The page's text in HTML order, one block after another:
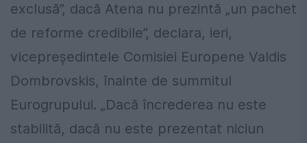
exclusă”, dacă Atena nu prezintă „un pachet
de reforme credibile”, declara, ieri,
vicepreședintele Comisiei Europene Valdis
Dombrovskis, înainte de summitul
Eurogrupului. „Dacă încrederea nu este
stabilită, dacă nu este prezentat niciun